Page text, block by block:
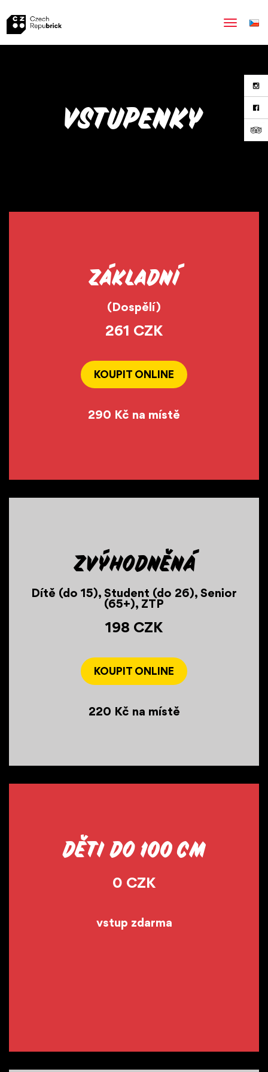
Vstupenky
Základní
(Dospělí)
261 CZK
KOUPIT ONLINE
290 Kč na místě
Zvýhodněná
Dítě (do 15), Student (do 26), Senior
(65+), ZTP
198 CZK
KOUPIT ONLINE
220 Kč na místě
Děti do 100 cm
0 CZK
vstup zdarma